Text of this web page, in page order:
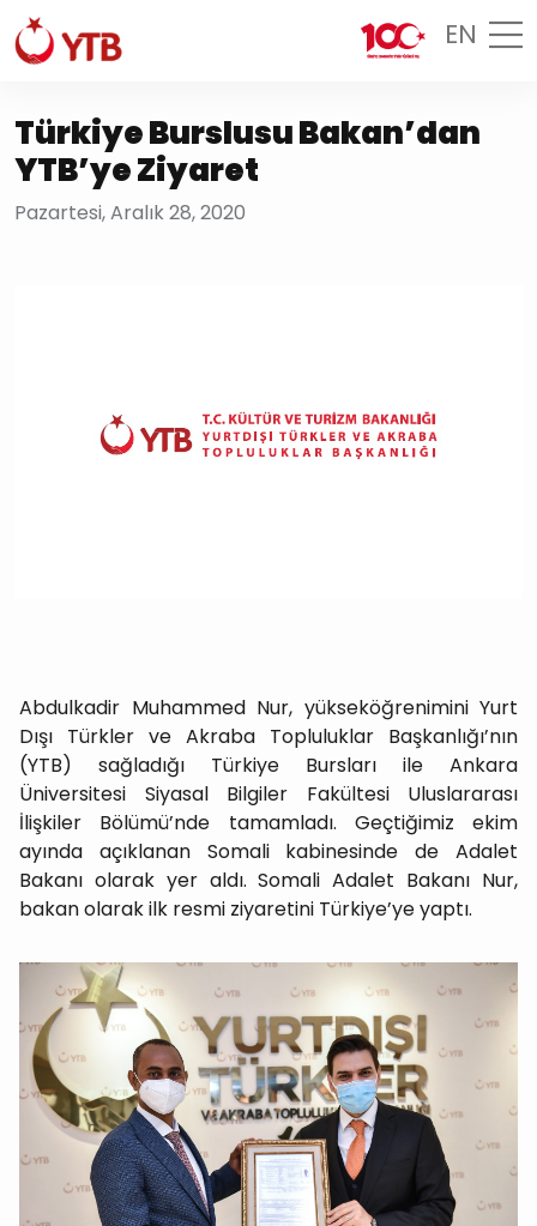
EN
Türkiye Burslusu Bakan’dan
YTB’ye Ziyaret
Pazartesi, Aralık 28, 2020
Abdulkadir Muhammed Nur, yükseköğrenimini Yurt
Dışı Türkler ve Akraba Topluluklar Başkanlığı’nın
(YTB) sağladığı Türkiye Bursları ile Ankara
Üniversitesi Siyasal Bilgiler Fakültesi Uluslararası
İlişkiler Bölümü’nde tamamladı. Geçtiğimiz ekim
ayında açıklanan Somali kabinesinde de Adalet
Bakanı olarak yer aldı. Somali Adalet Bakanı Nur,
bakan olarak ilk resmi ziyaretini Türkiye’ye yaptı.